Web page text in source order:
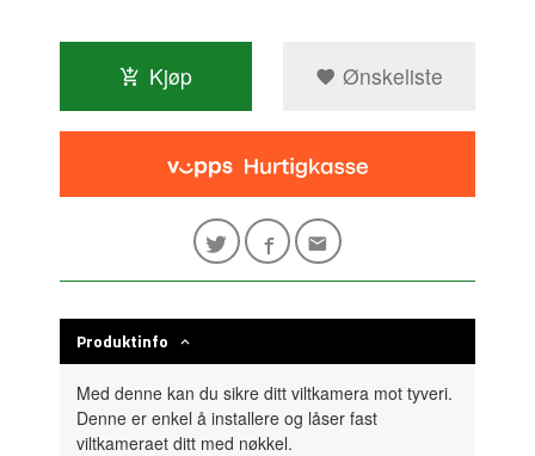
Kjøp Ønskeliste
Produktinfo
Med denne kan du sikre ditt viltkamera mot tyveri.
Denne er enkel å installere og låser fast
viltkameraet ditt med nøkkel.